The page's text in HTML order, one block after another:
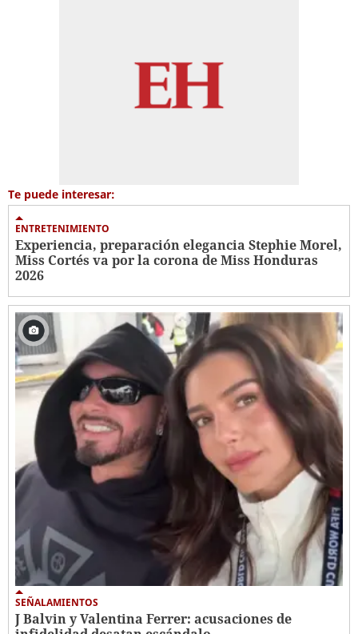
Te puede interesar:
ENTRETENIMIENTO
Experiencia, preparación elegancia Stephie Morel,
Miss Cortés va por la corona de Miss Honduras
2026
SEÑALAMIENTOS
J Balvin y Valentina Ferrer: acusaciones de